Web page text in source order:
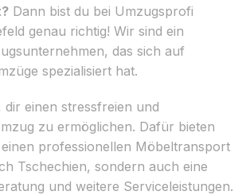
Dann bist du bei Umzugsprofi
genau richtig! Wir sind ein
das sich auf
spezialisiert hat.
dir einen stressfreien und
zu ermöglichen. Dafür bieten
professionellen Möbeltransport
Tschechien, sondern auch eine
und weitere Serviceleistungen.